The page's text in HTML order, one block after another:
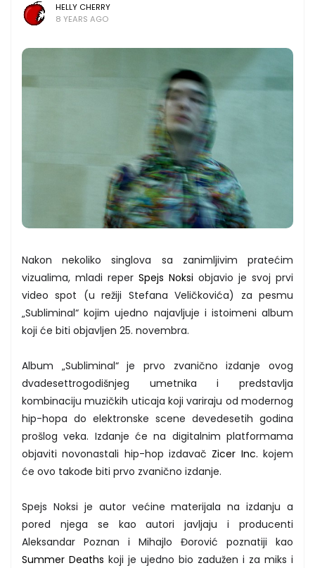
HELLY CHERRY
8 YEARS AGO
Nakon nekoliko singlova sa zanimljivim pratećim
vizualima, mladi reper Spejs Noksi objavio je svoj prvi
video spot (u režiji Stefana Veličkovića) za pesmu
„Subliminal“ kojim ujedno najavljuje i istoimeni album
koji će biti objavljen 25. novembra.
Album „Subliminal“ je prvo zvanično izdanje ovog
dvadesettrogodišnjeg umetnika i predstavlja
kombinaciju muzičkih uticaja koji variraju od modernog
hip-hopa do elektronske scene devedesetih godina
prošlog veka. Izdanje će na digitalnim platformama
objaviti novonastali hip-hop izdavač Zicer Inc. kojem
će ovo takođe biti prvo zvanično izdanje.
Spejs Noksi je autor većine materijala na izdanju a
pored njega se kao autori javljaju i producenti
Aleksandar Poznan i Mihajlo Đorović poznatiji kao
Summer Deaths koji je ujedno bio zadužen i za miks i